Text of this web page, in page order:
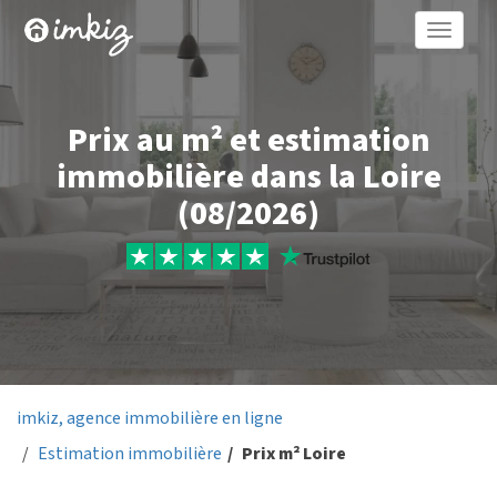
Toggle
Prix au m² et estimation
immobilière dans la Loire
(08/2026)
imkiz, agence immobilière en ligne
Estimation immobilière
Prix m² Loire